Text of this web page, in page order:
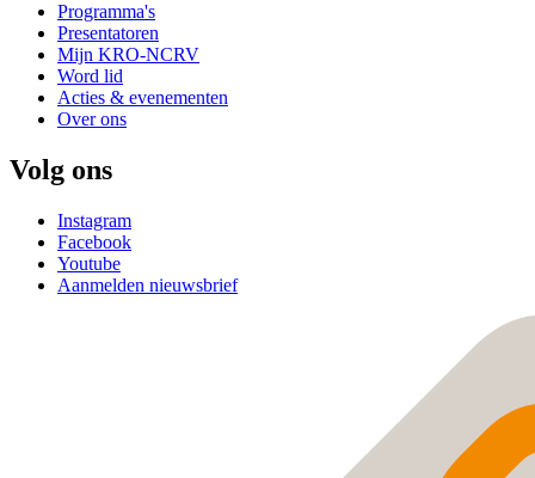
Programma's
Presentatoren
Mijn KRO-NCRV
Word lid
Acties & evenementen
Over ons
Volg ons
Instagram
Facebook
Youtube
Aanmelden nieuwsbrief